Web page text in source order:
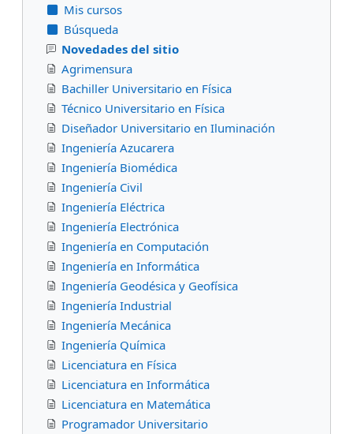
Mis cursos
Búsqueda
Novedades del sitio
Agrimensura
Bachiller Universitario en Física
Técnico Universitario en Física
Diseñador Universitario en Iluminación
Ingeniería Azucarera
Ingeniería Biomédica
Ingeniería Civil
Ingeniería Eléctrica
Ingeniería Electrónica
Ingeniería en Computación
Ingeniería en Informática
Ingeniería Geodésica y Geofísica
Ingeniería Industrial
Ingeniería Mecánica
Ingeniería Química
Licenciatura en Física
Licenciatura en Informática
Licenciatura en Matemática
Programador Universitario